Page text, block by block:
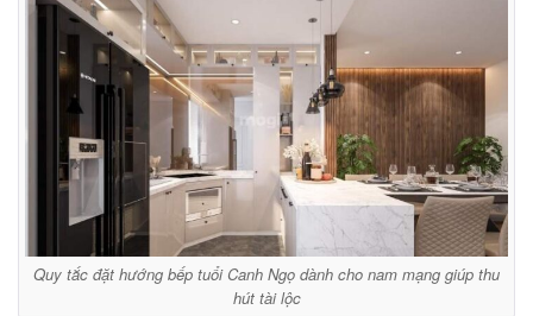
Quy tắc đặt hướng bếp tuổi Canh Ngọ dành cho nam mạng giúp thu
hút tài lộc